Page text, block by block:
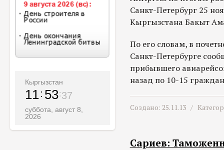
Кыргызстан
11 53 39
суббота, август 8,
2026
Санкт-Петербург 25
Кыргызстана Бакыт
По его словам, в
Санкт-Петербурге
прибывшего
назад по 10-15
Создано: 25.11.13 /
Сариев: